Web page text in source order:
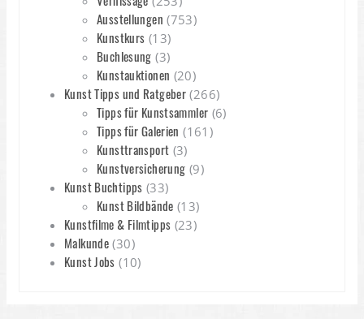
Ausstellungen (753)
Kunstkurs (13)
Buchlesung (3)
Kunstauktionen (20)
Kunst Tipps und Ratgeber (266)
Tipps für Kunstsammler (6)
Tipps für Galerien (161)
Kunsttransport (3)
Kunstversicherung (9)
Kunst Buchtipps (33)
Kunst Bildbände (13)
Kunstfilme & Filmtipps (23)
Malkunde (30)
Kunst Jobs (10)